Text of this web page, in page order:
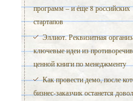
программ – и еще 8 российских
стартапов
Эллиот. Реквизитная
ключевые идеи из
ценной книги по менеджменту
Как провести демо, после
бизнес-заказчик останется